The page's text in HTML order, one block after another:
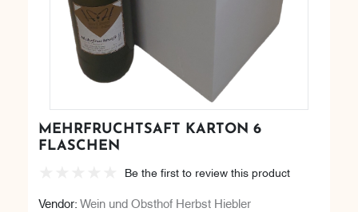
MEHRFRUCHTSAFT KARTON 6
FLASCHEN
Be the first to review this product
Vendor: Wein und Obsthof Herbst Hiebler